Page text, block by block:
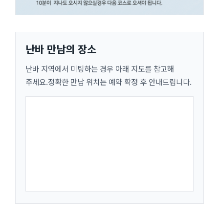
난바 만남의 장소
난바 지역에서 미팅하는 경우 아래 지도를 참고해
주세요.정확한 만남 위치는 예약 확정 후 안내드립니다.